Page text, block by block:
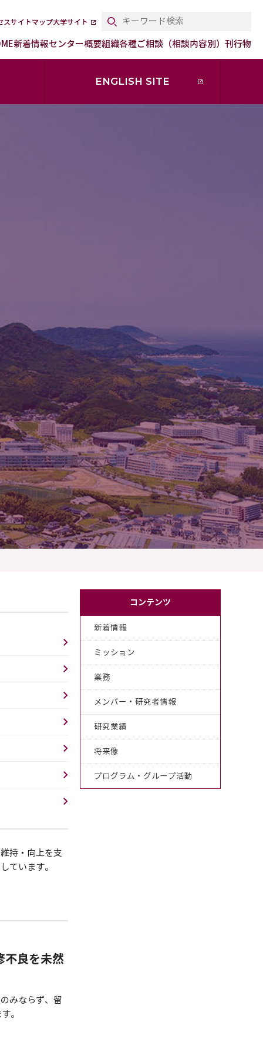
スサイトマップ大学サイト
新着情報センター概要組織各種ご相談（相談内容別） 刊行物
ENGLISH SITE
持・向上を支
ています。
不良を未然
みならず、留
。
コンテンツ
新着情報
ミッション
業務
メンバー・研究者情報
研究業績
将来像
プログラム・グループ活動